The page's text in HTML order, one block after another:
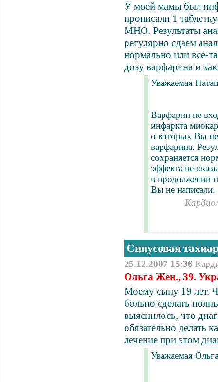
У моей мамы был
прописали 1
МНО. Результаты
регулярно сдаем
нормально или все-
дозу варфарина и
Уважаемая
Варфарин не
инфаркта
о которых Вы не
варфарина.
сохраняется
эффекта не
в продолжении
Вы не написали.
Синусовая
25.12.2007 15:36
Ольга Жен., 39.
Моему сыну 19 лет.
больно сделать
выяснилось, что
обязательно делать
лечение при этом
Уважаемая